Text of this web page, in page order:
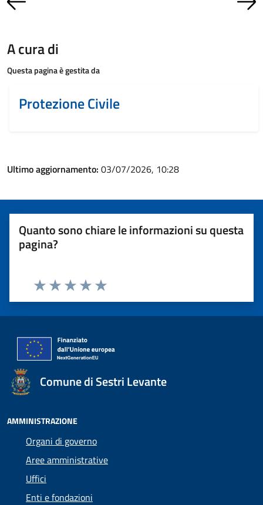
A cura di
Questa pagina è gestita da
Protezione Civile
Ultimo aggiornamento: 03/07/2026, 10:28
Quanto sono chiare le informazioni su questa
pagina?
Valuta 5 stelle su 5
Valuta 4 stelle su 5
Valuta 3 stelle su 5
Valuta 2 stelle su 5
Valuta 1 stelle su 5
Comune di Sestri Levante
AMMINISTRAZIONE
Organi di governo
Aree amministrative
Uffici
Enti e fondazioni